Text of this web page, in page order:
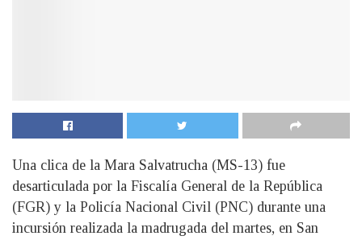
Una clica de la Mara Salvatrucha (MS-13) fue
desarticulada por la Fiscalía General de la República
(FGR) y la Policía Nacional Civil (PNC) durante una
incursión realizada la madrugada del martes, en San